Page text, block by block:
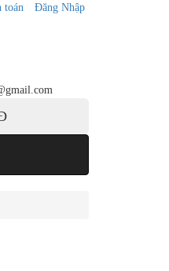
toán Đăng Nhập